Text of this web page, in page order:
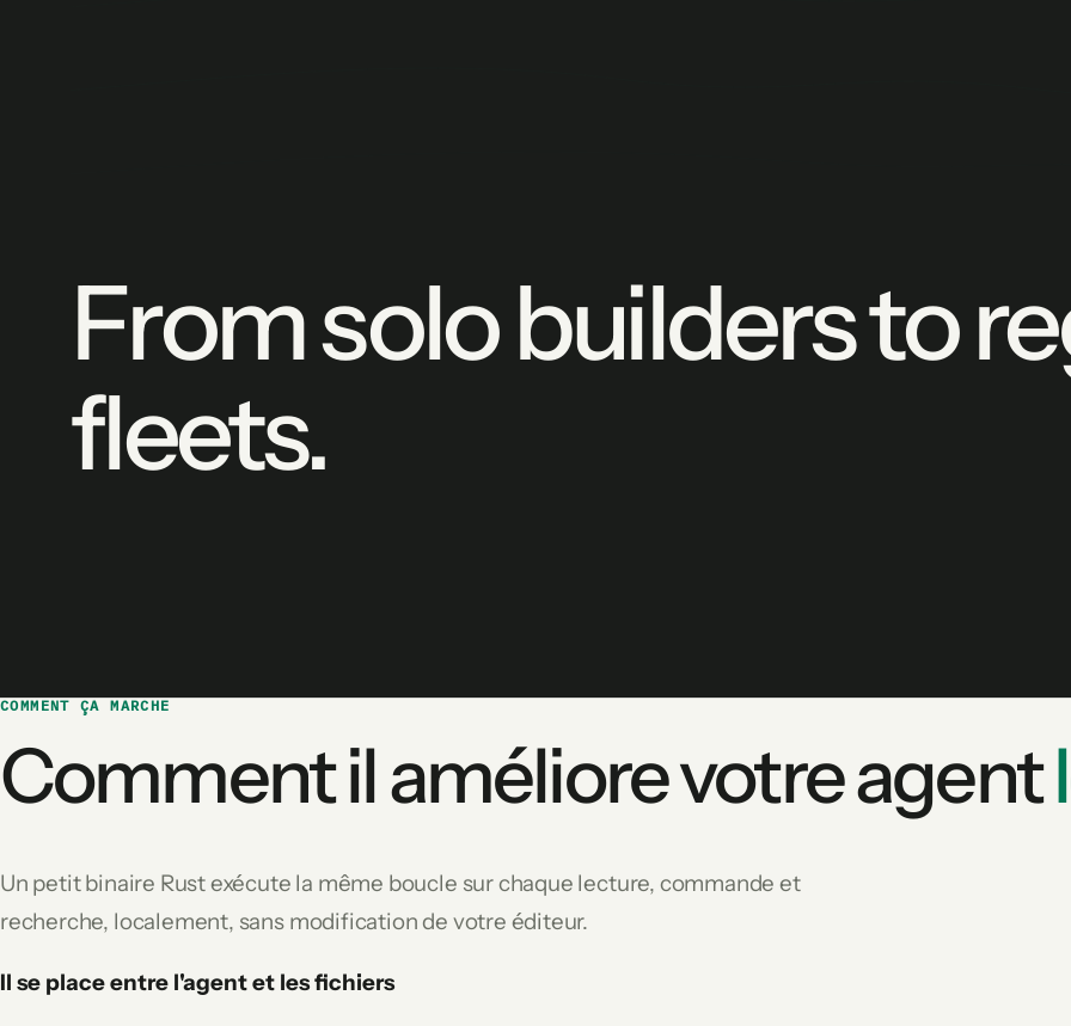
From solo builders to
fleets.
COMMENT ÇA MARCHE
Comment il améliore votre agent
Un petit binaire Rust exécute la même boucle sur chaque lecture, commande et
recherche, localement, sans modification de votre éditeur.
Il se place entre l'agent et les fichiers